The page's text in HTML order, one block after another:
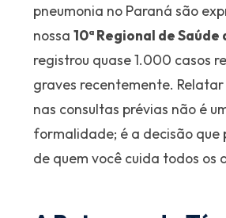
pneumonia no Paraná são
nossa10ª Regional de Saúde
registrou quase 1.000 casos
graves recentemente.
nas consultas prévias não é
formalidade; é a decisão que
de quem você cuida todos os